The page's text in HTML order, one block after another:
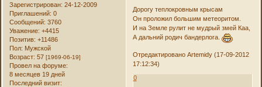
Зарегистрирован: 24-12-2009
Приглашений: 0
Сообщений: 3760
Уважение: +4415
Позитив: +11486
Пол: Мужской
Возраст: 57[1969-06-19]
Провел на форуме:
8 месяцев 19 дней
Последний визит:
Дорогу теплокровным крысам
Он проложил большим метеоритом.
И на Земле рулит не мудрый змей Каа,
А дальний родич бандерлога.
Отредактировано Artemidy (17-09-2012
17:12:34)
0